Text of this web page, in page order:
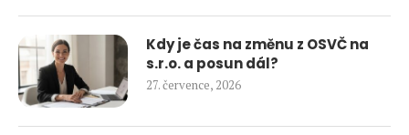
Kdy je čas na změnu z OSVČ na
s.r.o. a posun dál?
27. července, 2026